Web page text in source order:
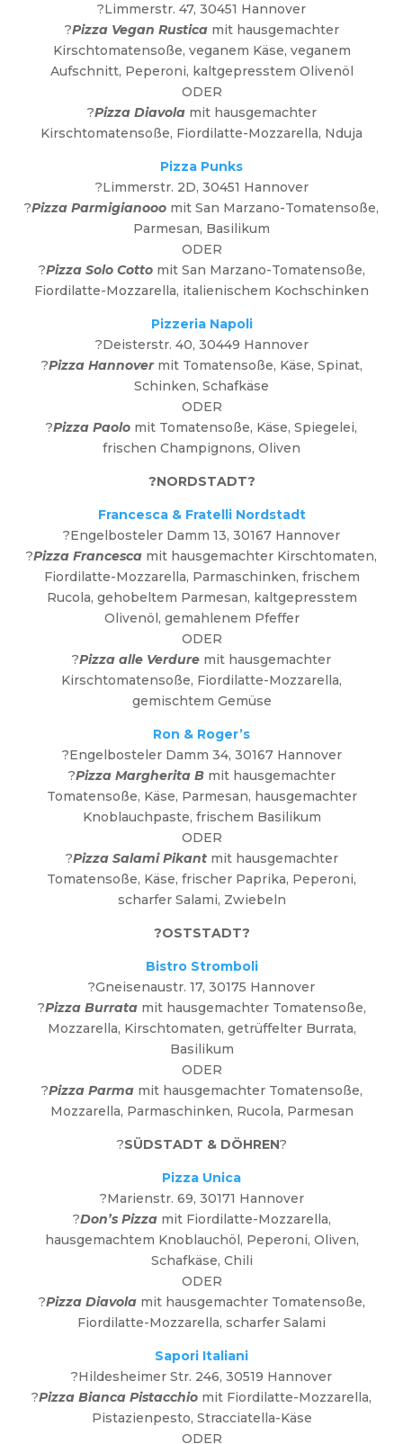
?Limmerstr. 47, 30451 Hannover
?Pizza Vegan Rusticamit hausgemachter
Kirschtomatensoße, veganem Käse, veganem
Aufschnitt, Peperoni, kaltgepresstem Olivenöl
ODER
?Pizza Diavolamit hausgemachter
Kirschtomatensoße, Fiordilatte-Mozzarella, Nduja
Pizza Punks
?Limmerstr. 2D, 30451 Hannover
?Pizza Parmigianooo mit San Marzano-Tomatensoße,
Parmesan, Basilikum
ODER
?Pizza Solo Cottomit San Marzano-Tomatensoße,
Fiordilatte-Mozzarella, italienischem Kochschinken
Pizzeria Napoli
?Deisterstr. 40, 30449 Hannover
?Pizza Hannovermit Tomatensoße, Käse, Spinat,
Schinken, Schafkäse
ODER
?Pizza Paolo mit Tomatensoße, Käse, Spiegelei,
frischen Champignons, Oliven
?NORDSTADT?
Francesca & Fratelli Nordstadt
?Engelbosteler Damm 13, 30167 Hannover
?Pizza Francesca mit hausgemachter Kirschtomaten,
Fiordilatte-Mozzarella, Parmaschinken, frischem
Rucola, gehobeltem Parmesan, kaltgepresstem
Olivenöl, gemahlenem Pfeffer
ODER
?Pizza alle Verdure mit hausgemachter
Kirschtomatensoße, Fiordilatte-Mozzarella,
gemischtem Gemüse
Ron & Roger’s
?Engelbosteler Damm 34, 30167 Hannover
?Pizza Margherita Bmit hausgemachter
Tomatensoße, Käse, Parmesan, hausgemachter
Knoblauchpaste, frischem Basilikum
ODER
?Pizza Salami Pikantmit hausgemachter
Tomatensoße, Käse, frischer Paprika, Peperoni,
scharfer Salami, Zwiebeln
?OSTSTADT?
Bistro Stromboli
?Gneisenaustr. 17, 30175 Hannover
?Pizza Burratamit hausgemachter Tomatensoße,
Mozzarella, Kirschtomaten, getrüffelter Burrata,
Basilikum
ODER
?Pizza Parma mit hausgemachter Tomatensoße,
Mozzarella, Parmaschinken, Rucola, Parmesan
?SÜDSTADT & DÖHREN?
Pizza Unica
?Marienstr. 69, 30171 Hannover
?Don’s Pizzamit Fiordilatte-Mozzarella,
hausgemachtem Knoblauchöl, Peperoni, Oliven,
Schafkäse, Chili
ODER
?Pizza Diavola mit hausgemachter Tomatensoße,
Fiordilatte-Mozzarella, scharfer Salami
Sapori Italiani
?Hildesheimer Str. 246, 30519 Hannover
?Pizza Bianca Pistacchio mit Fiordilatte-Mozzarella,
Pistazienpesto, Stracciatella-Käse
ODER